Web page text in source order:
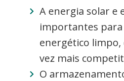
A energia solar e
importantes
energético limpo,
vez mais
O